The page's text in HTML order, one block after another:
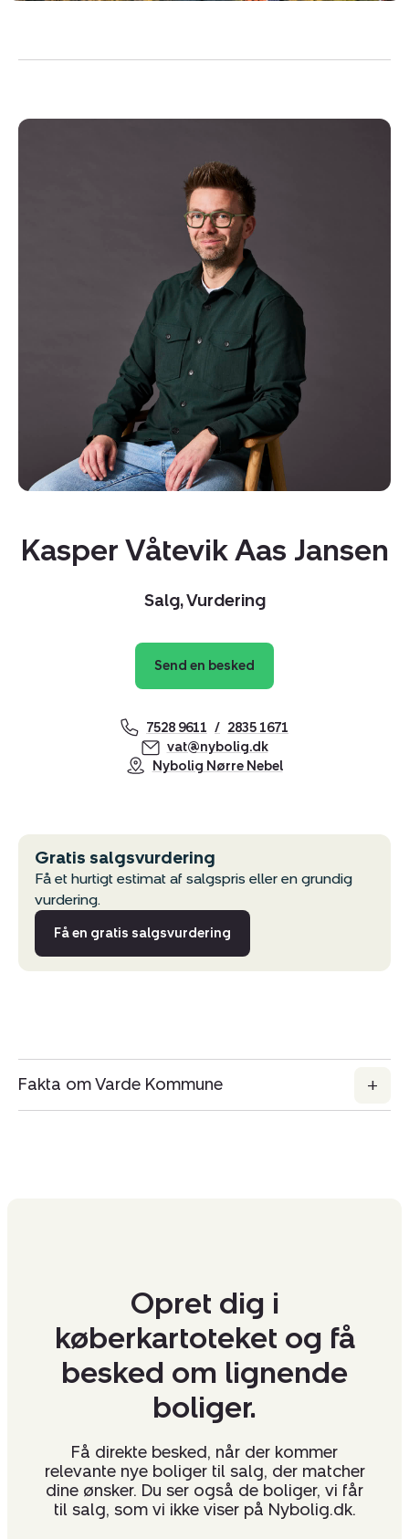
Kasper Våtevik Aas Jansen
Salg, Vurdering
Send en besked
7528 9611
2835 1671
vat@nybolig.dk
Nybolig Nørre Nebel
Gratis salgsvurdering
Få et hurtigt estimat af salgspris eller en grundig
vurdering.
Få en gratis salgsvurdering
Fakta om Varde Kommune
Opret dig i
køberkartoteket og få
besked om lignende
boliger.
Få direkte besked, når der kommer
relevante nye boliger til salg, der matcher
dine ønsker. Du ser også de boliger, vi får
til salg, som vi ikke viser på Nybolig.dk.
Del via mail